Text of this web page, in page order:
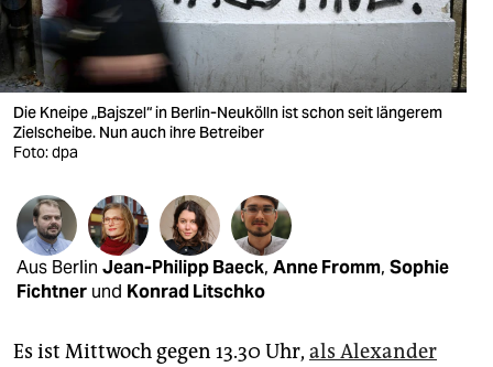
veranstaltungen
shop
fragen & hilfe
unterstützen
abo
genossenschaft
epaper login
Die Kneipe „Bajszel“ in Berlin-Neukölln ist schon seit längerem
Zielscheibe. Nun auch ihre Betreiber
Foto: dpa
Aus Berlin Jean-Philipp Baeck, Anne Fromm, Sophie
Fichtner und Konrad Litschko
Es ist Mittwoch gegen 13.30 Uhr, als Alexander